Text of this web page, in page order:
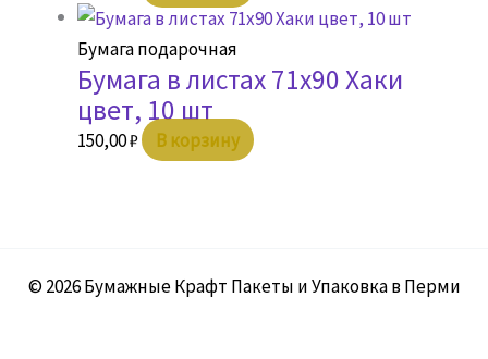
Бумага подарочная
Бумага в листах 71х90 Хаки
цвет, 10 шт
150,00₽ В корзину
© 2026 Бумажные Крафт Пакеты и Упаковка в Перми